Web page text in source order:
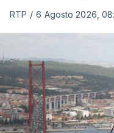
RTP / 6 Agosto 2026,